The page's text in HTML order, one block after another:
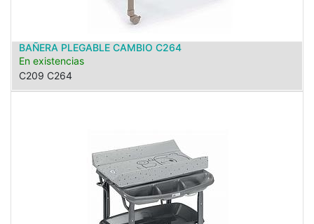
BAÑERA PLEGABLE CAMBIO C264
En existencias
C209 C264